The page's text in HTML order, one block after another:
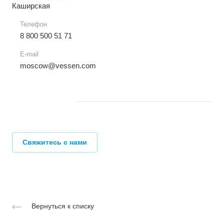
Каширская
Телефон
8 800 500 51 71
E-mail
moscow@vessen.com
Свяжитесь с нами
Вернуться к списку